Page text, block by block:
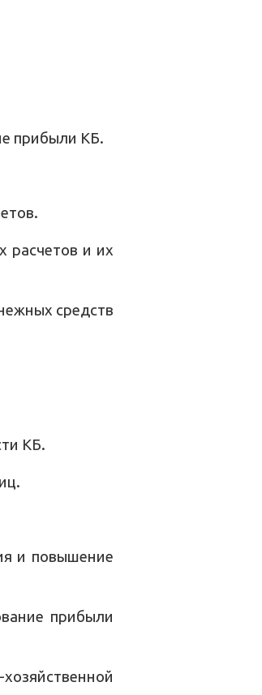
прибыли КБ.
расчетов и их
средств
КБ.
и повышение
прибыли